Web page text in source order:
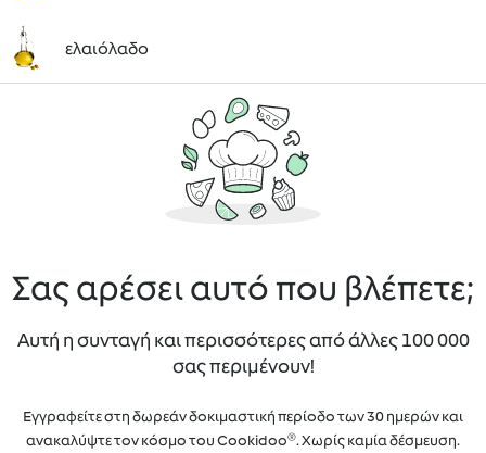
ελαιόλαδο
Σας αρέσει αυτό που βλέπετε;
Αυτή η συνταγή και περισσότερες από άλλες 100 000
σας περιμένουν!
Εγγραφείτε στη δωρεάν δοκιμαστική περίοδο των 30 ημερών και
ανακαλύψτε τον κόσμο του Cookidoo®. Χωρίς καμία δέσμευση.